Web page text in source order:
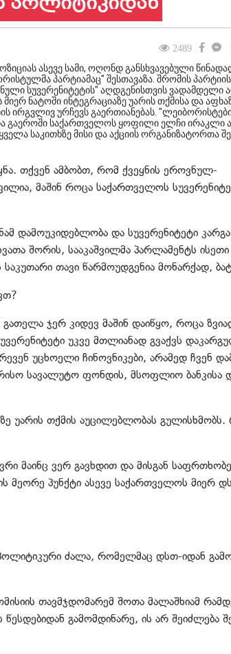
2489
ასევე სამი, ოღონდ განსხვავებული
პარტიამაც" შესთავაზა. შრომის
სუვერენიტეტის" აღდგენისთვის ვადამდელი
ნატოში ინტეგრაციაზე უარის თქმისა და
ირგვლივ ურჩევს გაერთიანებას.
გაეროში საქართველოს ყოფილი ელჩი ირაკლი
საკითხზე მისი და აქციის ორგანიზატორთა
თქვენ ამბობთ, რომ ქვეყნის ეროვნულ-
მაშინ როცა საქართველოს
დამოუკიდებლობა და სუვერენიტეტი კარგა
შორის, სააკაშვილმა პარლამენტს ისეთი
თავი წარმოუდგენია მონარქად,
ჯერ კიდევ მაშინ დაიწყო, როცა
უკვე მთლიანად გვაქვს
უცხოელი ჩინოვნიკები, არამედ ჩვენ
სავალუტო ფონდის, მსოფლიო ბანკისა
უარის თქმის აუცილებლობას გულისხმობს.
მაინც ვერ გავხდით და მისგან
მეორე პუნქტი ასევე საქართველოს მიერ
ძალა, რომელმაც დსთ-იდან
თავმჯდომარემ შოთა მალაშხიამ
გამომდინარე, ის არ შეიძლება